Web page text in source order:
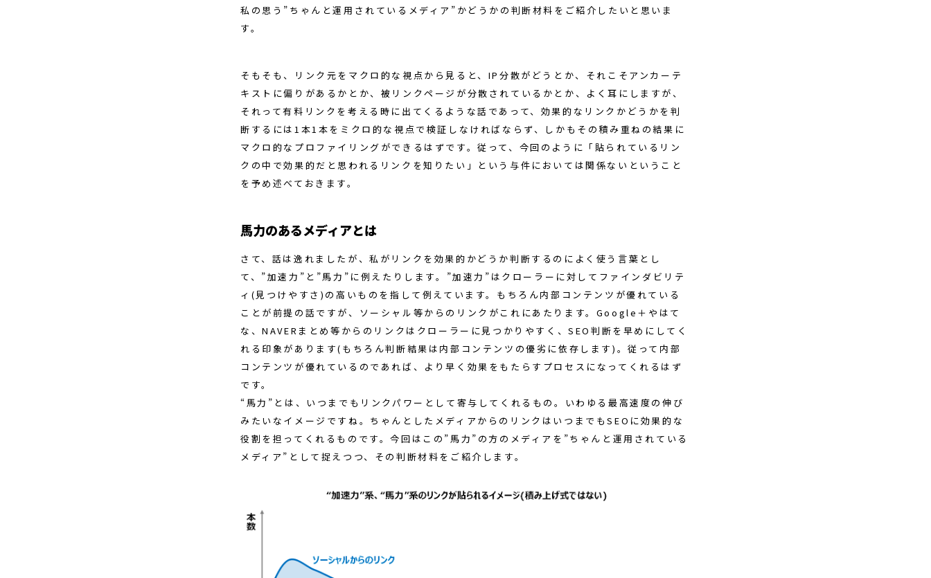
私の思う”ちゃんと運用されているメディア”かどうかの判断材料をご紹介したいと思いま
す。
そもそも、リンク元をマクロ的な視点から見ると、IP分散がどうとか、それこそアンカーテ
キストに偏りがあるかとか、被リンクページが分散されているかとか、よく耳にしますが、
それって有料リンクを考える時に出てくるような話であって、効果的なリンクかどうかを判
断するには1本1本をミクロ的な視点で検証しなければならず、しかもその積み重ねの結果に
マクロ的なプロファイリングができるはずです。従って、今回のように「貼られているリン
クの中で効果的だと思われるリンクを知りたい」という与件においては関係ないということ
を予め述べておきます。
馬力のあるメディアとは
さて、話は逸れましたが、私がリンクを効果的かどうか判断するのによく使う言葉とし
て、”加速力”と”馬力”に例えたりします。”加速力”はクローラーに対してファインダビリテ
ィ(見つけやすさ)の高いものを指して例えています。もちろん内部コンテンツが優れている
ことが前提の話ですが、ソーシャル等からのリンクがこれにあたります。Google＋やはて
な、NAVERまとめ等からのリンクはクローラーに見つかりやすく、SEO判断を早めにしてく
れる印象があります(もちろん判断結果は内部コンテンツの優劣に依存します)。従って内部
コンテンツが優れているのであれば、より早く効果をもたらすプロセスになってくれるはず
です。
“馬力”とは、いつまでもリンクパワーとして寄与してくれるもの。いわゆる最高速度の伸び
みたいなイメージですね。ちゃんとしたメディアからのリンクはいつまでもSEOに効果的な
役割を担ってくれるものです。今回はこの”馬力”の方のメディアを”ちゃんと運用されている
メディア”として捉えつつ、その判断材料をご紹介します。